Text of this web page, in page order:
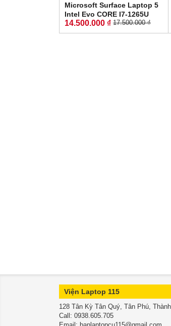
Microsoft Surface Laptop 5
Intel Evo CORE I7-1265U
RAM 16GB SSD 512GB MÀN
HÌNH : 13.5" Inch QHD
14.500.000 ₫ 17.500.000 ₫
Viện Laptop 115
128 Tân Kỳ Tân Quý, Tân Phú,
​​​​​​​Call: 0938.605.705
Email: banlaptopcu115@gmail.com